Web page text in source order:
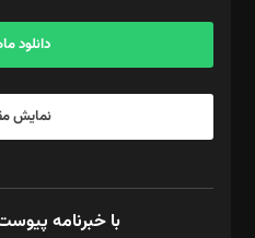
آگهی و مشترکین: ۰۹۱۹۹۹۹۰۴۵۴
دانلود
نمایش
با خبرنامه